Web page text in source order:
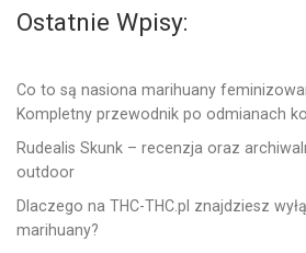
Ostatnie Wpisy:
Co to są nasiona marihuany
Kompletny przewodnik po odmianach
Rudealis Skunk – recenzja oraz
outdoor
Dlaczego na THC-THC.pl znajdziesz
marihuany?